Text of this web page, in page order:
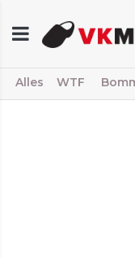
Alles WTF